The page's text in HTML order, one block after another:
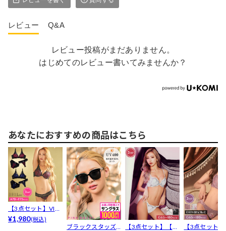
レビュー Q&A
レビュー投稿がまだありません。
はじめてのレビュー書いてみませんか？
あなたにおすすめの商品はこちら
【3点セット】VIVI
Dカラーカップx...
¥1,980(税込)
ブラックスタッズ
【3点セット】【G
【3点セット